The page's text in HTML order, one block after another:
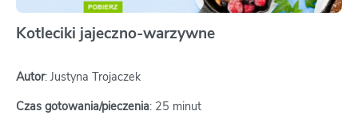
Kotleciki jajeczno-warzywne
Autor: Justyna Trojaczek
Czas gotowania/pieczenia: 25 minut